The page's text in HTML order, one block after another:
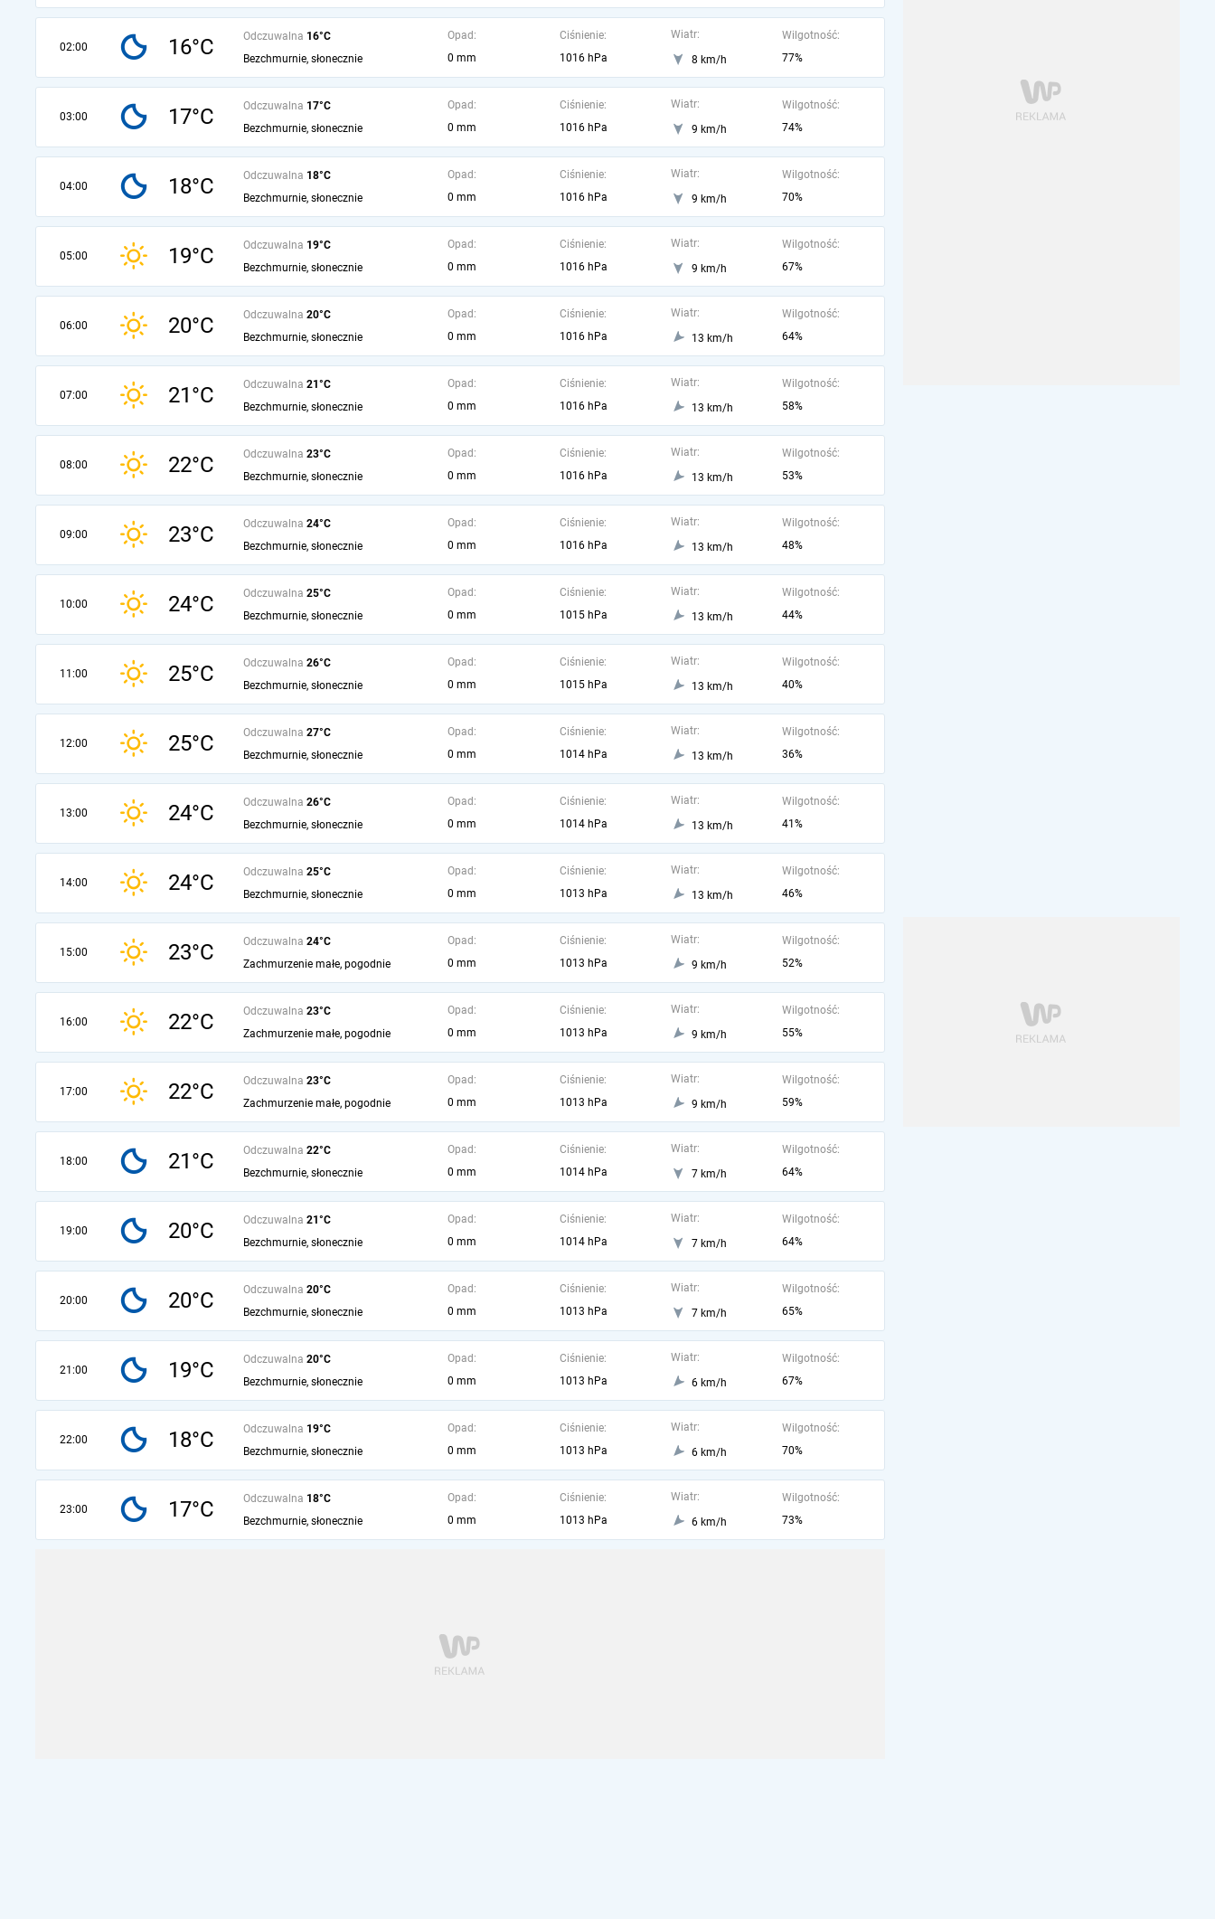
02:00 16°C Odczuwalna 16°C
Bezchmurnie, słonecznie
Opad:
0 mm
Ciśnienie:
1016 hPa
Wiatr:
8 km/h
Wilgotność:
77%
03:00 17°C Odczuwalna 17°C
Bezchmurnie, słonecznie
Opad:
0 mm
Ciśnienie:
1016 hPa
Wiatr:
9 km/h
Wilgotność:
74%
04:00 18°C Odczuwalna 18°C
Bezchmurnie, słonecznie
Opad:
0 mm
Ciśnienie:
1016 hPa
Wiatr:
9 km/h
Wilgotność:
70%
05:00 19°C Odczuwalna 19°C
Bezchmurnie, słonecznie
Opad:
0 mm
Ciśnienie:
1016 hPa
Wiatr:
9 km/h
Wilgotność:
67%
06:00 20°C Odczuwalna 20°C
Bezchmurnie, słonecznie
Opad:
0 mm
Ciśnienie:
1016 hPa
Wiatr:
13 km/h
Wilgotność:
64%
07:00 21°C Odczuwalna 21°C
Bezchmurnie, słonecznie
Opad:
0 mm
Ciśnienie:
1016 hPa
Wiatr:
13 km/h
Wilgotność:
58%
08:00 22°C Odczuwalna 23°C
Bezchmurnie, słonecznie
Opad:
0 mm
Ciśnienie:
1016 hPa
Wiatr:
13 km/h
Wilgotność:
53%
09:00 23°C Odczuwalna 24°C
Bezchmurnie, słonecznie
Opad:
0 mm
Ciśnienie:
1016 hPa
Wiatr:
13 km/h
Wilgotność:
48%
10:00 24°C Odczuwalna 25°C
Bezchmurnie, słonecznie
Opad:
0 mm
Ciśnienie:
1015 hPa
Wiatr:
13 km/h
Wilgotność:
44%
11:00 25°C Odczuwalna 26°C
Bezchmurnie, słonecznie
Opad:
0 mm
Ciśnienie:
1015 hPa
Wiatr:
13 km/h
Wilgotność:
40%
12:00 25°C Odczuwalna 27°C
Bezchmurnie, słonecznie
Opad:
0 mm
Ciśnienie:
1014 hPa
Wiatr:
13 km/h
Wilgotność:
36%
13:00 24°C Odczuwalna 26°C
Bezchmurnie, słonecznie
Opad:
0 mm
Ciśnienie:
1014 hPa
Wiatr:
13 km/h
Wilgotność:
41%
14:00 24°C Odczuwalna 25°C
Bezchmurnie, słonecznie
Opad:
0 mm
Ciśnienie:
1013 hPa
Wiatr:
13 km/h
Wilgotność:
46%
15:00 23°C Odczuwalna 24°C
Zachmurzenie małe, pogodnie
Opad:
0 mm
Ciśnienie:
1013 hPa
Wiatr:
9 km/h
Wilgotność:
52%
16:00 22°C Odczuwalna 23°C
Zachmurzenie małe, pogodnie
Opad:
0 mm
Ciśnienie:
1013 hPa
Wiatr:
9 km/h
Wilgotność:
55%
17:00 22°C Odczuwalna 23°C
Zachmurzenie małe, pogodnie
Opad:
0 mm
Ciśnienie:
1013 hPa
Wiatr:
9 km/h
Wilgotność:
59%
18:00 21°C Odczuwalna 22°C
Bezchmurnie, słonecznie
Opad:
0 mm
Ciśnienie:
1014 hPa
Wiatr:
7 km/h
Wilgotność:
64%
19:00 20°C Odczuwalna 21°C
Bezchmurnie, słonecznie
Opad:
0 mm
Ciśnienie:
1014 hPa
Wiatr:
7 km/h
Wilgotność:
64%
20:00 20°C Odczuwalna 20°C
Bezchmurnie, słonecznie
Opad:
0 mm
Ciśnienie:
1013 hPa
Wiatr:
7 km/h
Wilgotność:
65%
21:00 19°C Odczuwalna 20°C
Bezchmurnie, słonecznie
Opad:
0 mm
Ciśnienie:
1013 hPa
Wiatr:
6 km/h
Wilgotność:
67%
22:00 18°C Odczuwalna 19°C
Bezchmurnie, słonecznie
Opad:
0 mm
Ciśnienie:
1013 hPa
Wiatr:
6 km/h
Wilgotność:
70%
23:00 17°C Odczuwalna 18°C
Bezchmurnie, słonecznie
Opad:
0 mm
Ciśnienie:
1013 hPa
Wiatr:
6 km/h
Wilgotność:
73%